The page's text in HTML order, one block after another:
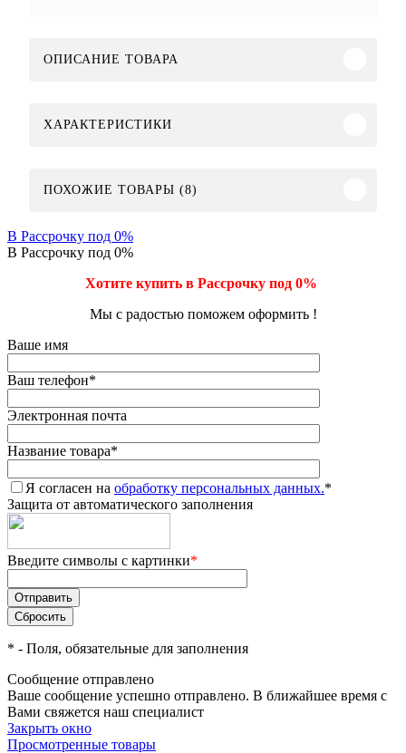
ОПИСАНИЕ ТОВАРА
ХАРАКТЕРИСТИКИ
ПОХОЖИЕ ТОВАРЫ (8)
В Рассрочку под 0%
В Рассрочку под 0%
Хотите купить в Рассрочку под 0%
Мы с радостью поможем оформить !
Ваше имя
Ваш телефон*
Электронная почта
Название товара*
Я согласен на обработку персональных данных.*
Защита от автоматического заполнения
Введите символы с картинки*
* - Поля, обязательные для заполнения
Сообщение отправлено
Ваше сообщение успешно отправлено. В ближайшее время с
Вами свяжется наш специалист
Закрыть окно
Просмотренные товары